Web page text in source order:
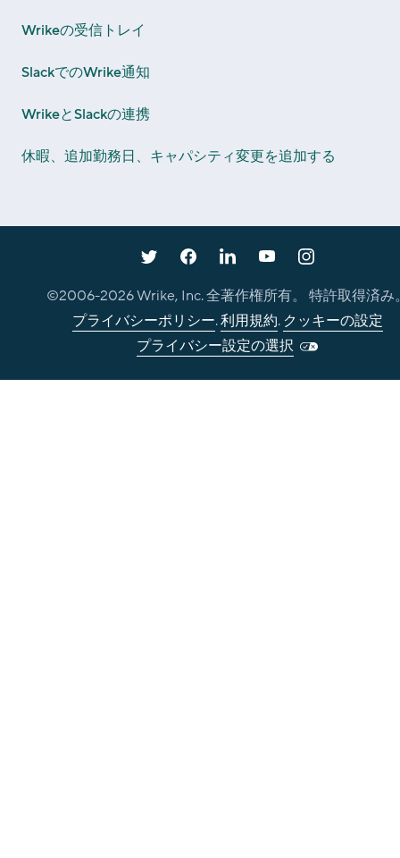
Wrikeの受信トレイ
SlackでのWrike通知
WrikeとSlackの連携
休暇、追加勤務日、キャパシティ変更を追加する
©2006-2026Wrike, Inc. 全著作権所有。 特許取得済み
プライバシーポリシー.利用規約. クッキーの設定
プライバシー設定の選択